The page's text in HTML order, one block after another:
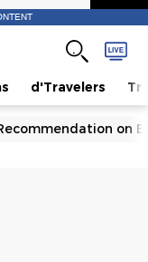
d'Travelers
on